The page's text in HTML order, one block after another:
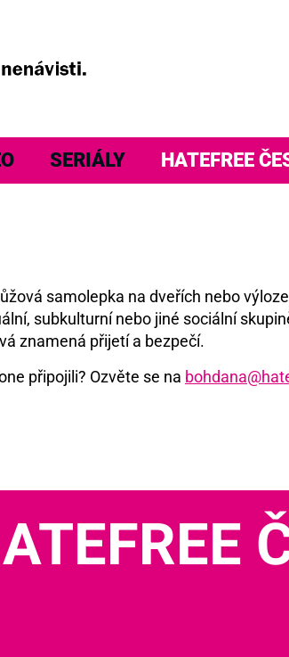
SERIÁLY HATEFREE
samolepka na dveřích nebo
subkulturní nebo jiné sociální
znamená přijetí a bezpečí.
připojili? Ozvěte se na